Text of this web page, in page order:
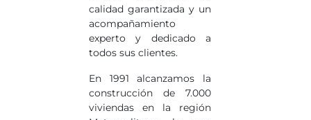
calidad garantizada y un
acompañamiento
experto y dedicado a
todos sus clientes.
En 1991 alcanzamos la
construcción de 7.000
viviendas en la región